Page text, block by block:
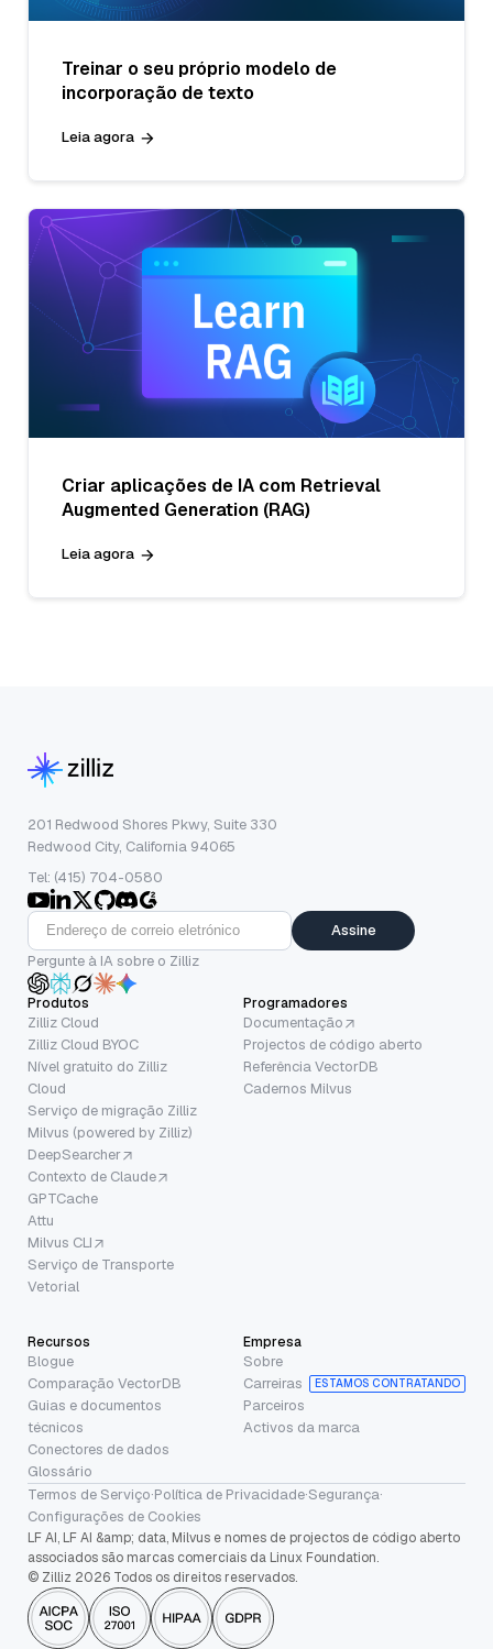
Treinar o seu próprio modelo de
incorporação de texto
Leia agora
Criar aplicações de IA com Retrieval
Augmented Generation (RAG)
Leia agora
201 Redwood Shores Pkwy, Suite 330
Redwood City, California 94065
Tel: (415) 704-0580
Assine
Pergunte à IA sobre o Zilliz
Produtos
Zilliz Cloud
Zilliz Cloud BYOC
Nível gratuito do Zilliz
Cloud
Serviço de migração Zilliz
Milvus (powered by Zilliz)
DeepSearcher
Contexto de Claude
GPTCache
Attu
Milvus CLI
Serviço de Transporte
Vetorial
Programadores
Documentação
Projectos de código aberto
Referência VectorDB
Cadernos Milvus
Recursos
Blogue
Comparação VectorDB
Guias e documentos
técnicos
Conectores de dados
Glossário
Empresa
Sobre
Carreiras
ESTAMOS CONTRATANDO
Parceiros
Activos da marca
Termos de Serviço·Política de Privacidade·Segurança·
Configurações de Cookies
LF AI, LF AI &amp; data, Milvus e nomes de projectos de código aberto
associados são marcas comerciais da Linux Foundation.
© Zilliz 2026 Todos os direitos reservados.